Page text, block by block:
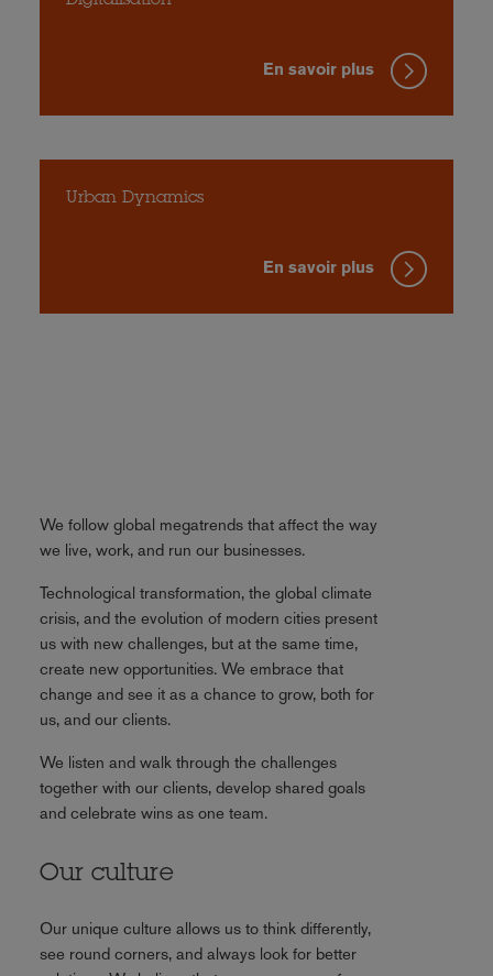
En savoir plus
Urban Dynamics
En savoir plus
We follow global megatrends that affect the way
we live, work, and run our businesses.
Technological transformation, the global climate
crisis, and the evolution of modern cities present
us with new challenges, but at the same time,
create new opportunities. We embrace that
change and see it as a chance to grow, both for
us, and our clients.
We listen and walk through the challenges
together with our clients, develop shared goals
and celebrate wins as one team.
Our culture
Our unique culture allows us to think differently,
see round corners, and always look for better